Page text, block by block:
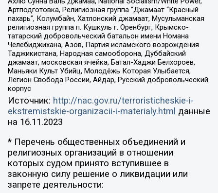
Артподготовка, Религиозная группа “Джамаат “Красный
пахарь”, Колумбайн, Хатлонский джамаат, Мусульманская
религиозная группа п. Кушкуль г. Оренбург, Крымско-
татарский добровольческий батальон имени Номана
Челебиджихана, Азов, Партия исламского возрождения
Таджикистана, Народная самооборона, Дуббайский
джамаат, московская ячейка, Батал-Хаджи Белхороев,
Маньяки Культ Убийц, Молодёжь Которая Улыбается,
Легион Свобода России, Айдар, Русский добровольческий
корпус
Источник: http://nac.gov.ru/terroristicheskie-i-
ekstremistskie-organizacii-i-materialy.html данные
на 16.11.2023
* Перечень общественных объединений и
религиозных организаций в отношении
которых судом принято вступившее в
законную силу решение о ликвидации или
запрете деятельности: